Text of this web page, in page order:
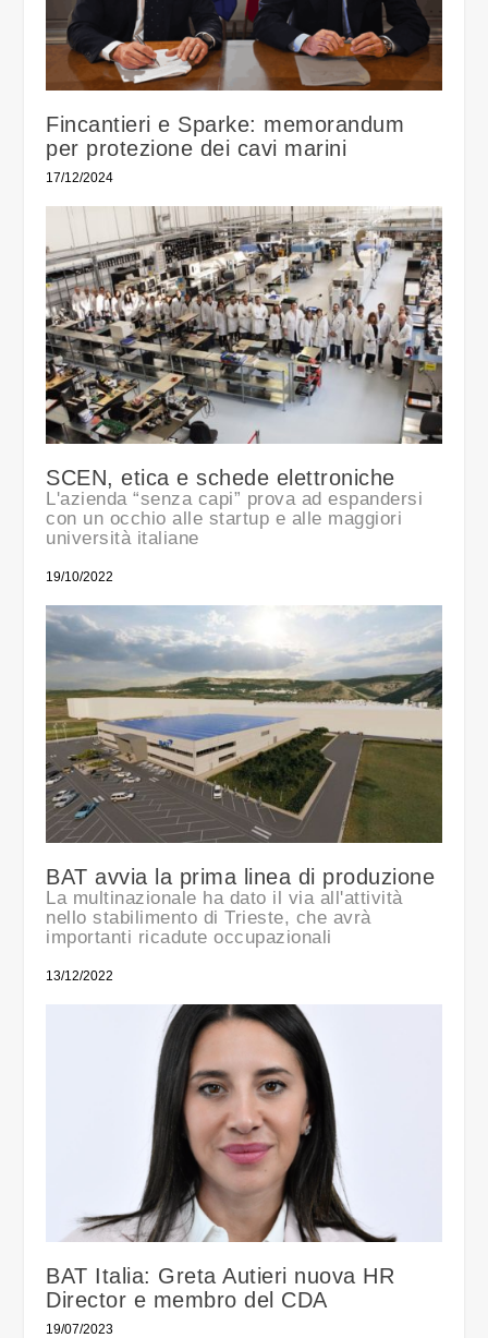
Fincantieri e Sparke: memorandum
per protezione dei cavi marini
17/12/2024
SCEN, etica e schede elettroniche
L'azienda “senza capi” prova ad espandersi
con un occhio alle startup e alle maggiori
università italiane
19/10/2022
BAT avvia la prima linea di produzione
La multinazionale ha dato il via all'attività
nello stabilimento di Trieste, che avrà
importanti ricadute occupazionali
13/12/2022
BAT Italia: Greta Autieri nuova HR
Director e membro del CDA
19/07/2023